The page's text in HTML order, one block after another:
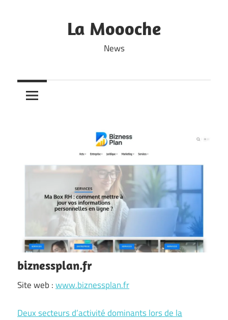
La Moooche
News
biznessplan.fr
Site web :www.biznessplan.fr
Deux secteurs d’activité dominants lors de la